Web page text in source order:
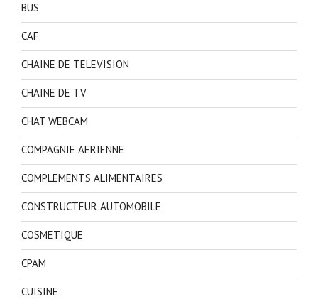
BUS
CAF
CHAINE DE TELEVISION
CHAINE DE TV
CHAT WEBCAM
COMPAGNIE AERIENNE
COMPLEMENTS ALIMENTAIRES
CONSTRUCTEUR AUTOMOBILE
COSMETIQUE
CPAM
CUISINE